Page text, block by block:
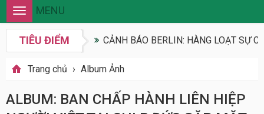
Toggle
navigation
MENU
TIÊU ĐIỂM CẢNH BÁO BERLIN: HÀNG LOẠT SỰ
Trang chủ › Album Ảnh
ALBUM: BAN CHẤP HÀNH LIÊN HIỆP